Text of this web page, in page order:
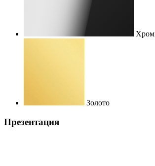
Хром
Золото
Презентация